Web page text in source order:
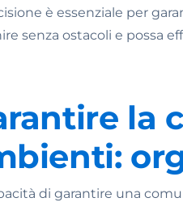
è essenziale per
senza ostacoli e possa
la
di garantire una